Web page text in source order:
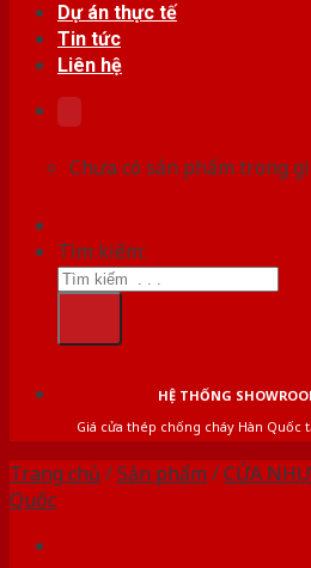
Dự án thực tế
Tin tức
Liên hệ
Chưa có sản phẩm trong
Tìm kiếm:
HỆ THỐNG
Giá cửa thép chống cháy Hàn Quốc
Trang chủ /Sản phẩm /CỬA
Quốc